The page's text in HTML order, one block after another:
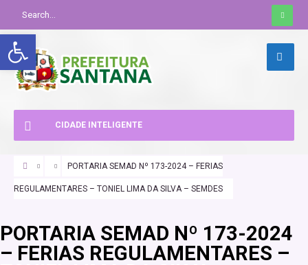
CIDADE INTELIGENTE
PORTARIA SEMAD Nº 173-2024 – FERIAS
REGULAMENTARES – TONIEL LIMA DA SILVA – SEMDES
PORTARIA SEMAD Nº 173-2024
– FERIAS REGULAMENTARES –
Abrir a barra de ferramentas